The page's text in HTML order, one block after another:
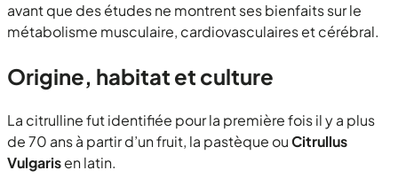
avant que des études ne montrent ses bienfaits sur le
métabolisme musculaire, cardiovasculaires et cérébral.
Origine, habitat et culture
La citrulline fut identifiée pour la première fois il y a plus
de 70 ans à partir d’un fruit, la pastèque ouCitrullus
Vulgarisen latin.